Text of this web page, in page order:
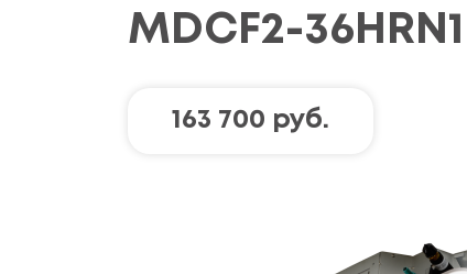
MDCF2-
163 700 руб.